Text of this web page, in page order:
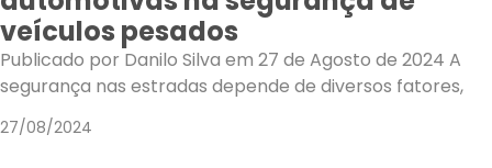
veículos pesados
Publicado por Danilo Silva em 27 de Agosto de 2024 A
segurança nas estradas depende de diversos fatores,
27/08/2024